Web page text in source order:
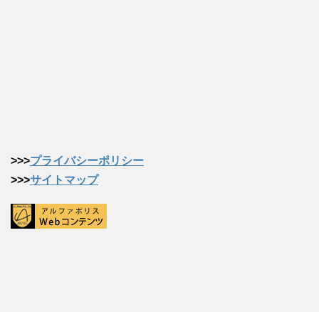
>>>プライバシーポリシー
>>>サイトマップ